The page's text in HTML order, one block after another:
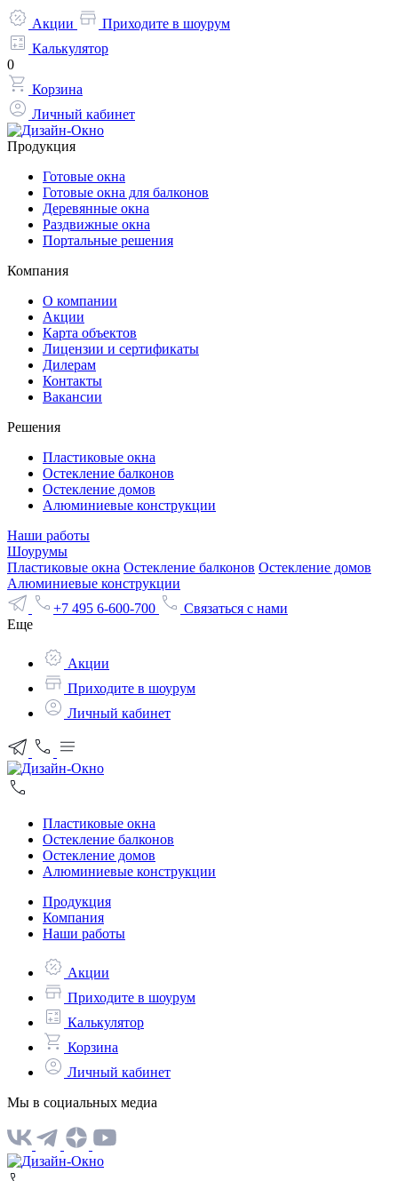
Акции
Приходите в шоурум
Калькулятор
0
Корзина
Личный кабинет
Продукция
Готовые окна
Готовые окна для балконов
Деревянные окна
Раздвижные окна
Портальные решения
Компания
О компании
Акции
Карта объектов
Лицензии и сертификаты
Дилерам
Контакты
Вакансии
Решения
Пластиковые окна
Остекление балконов
Остекление домов
Алюминиевые конструкции
Наши работы
Шоурумы
Пластиковые окна Остекление балконов Остекление домов
Алюминиевые конструкции
+7 495 6-600-700
Связаться с нами
Еще
Акции
Приходите в шоурум
Личный кабинет
Пластиковые окна
Остекление балконов
Остекление домов
Алюминиевые конструкции
Продукция
Компания
Наши работы
Акции
Приходите в шоурум
Калькулятор
Корзина
Личный кабинет
Мы в социальных медиа